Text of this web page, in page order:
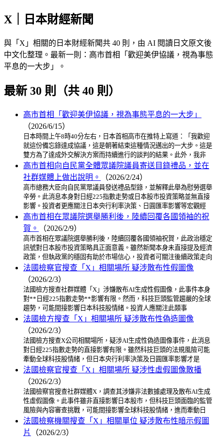
X｜日本財經新聞
與「X」相關的日本財經新聞共 40 則，由 AI 閱讀日文原文後
中文化整理。最新一則：高市首相「歡迎美伊協議，視為事態
平息的一大步」。
最新 30 則（共 40 則）
高市首相「歡迎美伊協議，視為事態平息的一大步」
（2026/6/15）
日本時間上午8時40分左右，日本首相高市在推特上寫道：「我歡迎
就這份備忘錄達成協議，這是朝著結束這種情況邁出的一大步。這是
雙方為了達成外交解決方案而持續進行的談判的結果。此外，我非
高市首相向自民黨全體眾議院議員寄送目錄禮品，並在
社群媒體上做出說明。
（2026/2/24）
高市總務大臣向自民黨眾議員發送禮品型錄，並解釋此舉為慰勞選舉
辛勞。此消息本身對日經225指數走勢或日本股市投資策略並無直接
影響。投資者更應關注日本央行利率決策、日圓匯率影響等宏觀經
高市首相在眾議院選舉勝利後，陸續回覆各國領袖的祝
賀。
（2026/2/9）
高市首相在眾議院選舉勝利後，陸續回覆各國領袖祝賀，此政治穩定
訊號對日本股市投資策略具正面意義。雖然新聞本身未直接提及經濟
政策，但執政黨的穩固有助於市場信心，投資者可關注後續政策走向
法國檢察官搜查「X」相關場所 疑涉散布性假圖像
（2026/2/3）
法國檢方搜查社群媒體「X」涉嫌散布AI生成性假圖像，此事件本身
對**日經225指數走勢**影響有限。然而，科技巨頭監管趨嚴的全球
趨勢，可能間接影響日本科技股情緒。投資人應關注此類事
法國檢方搜查「X」相關場所 疑涉散布性偽造圖像
（2026/2/3）
法國檢方搜查X公司相關場所，疑涉AI生成性偽造圖像事件，此消息
對日經225指數走勢的直接影響有限。雖然科技巨頭的法規風險可能
牽動全球科技股情緒，但日本央行利率決策及日圓匯率影響才是
法國檢察官搜查「X」相關場所 疑涉性虛假圖像散播
（2026/2/3）
法國檢察官搜查社群媒體X，調查其涉嫌非法數據處理及散布AI生成
性虛假圖像。此事件雖非直接影響日本股市，但科技巨頭面臨的監管
風險與內容審查挑戰，可能間接影響全球科技股情緒，進而牽動日
法國檢察機關搜查「X」相關單位 疑涉散布性暗示假圖
片
（2026/2/3）